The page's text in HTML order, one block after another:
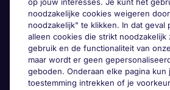
Gebruiksvriendelijke informatie
noodzakelijke cookies weigeren
noodzakelijk" te klikken. In dat geval
alleen cookies die strikt noodzakelijk
gebruik en de functionaliteit van
maar wordt er geen
geboden. Onderaan elke pagina kun
toestemming intrekken of je